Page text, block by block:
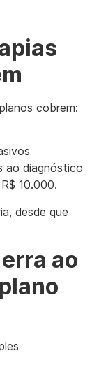
cobrem:
ao diagnóstico
10.000.
desde que
ao